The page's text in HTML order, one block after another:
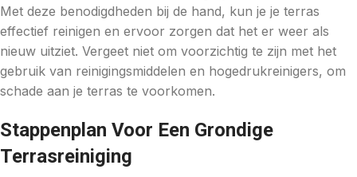
Met deze benodigdheden bij de hand, kun je je terras
effectief reinigen en ervoor zorgen dat het er weer als
nieuw uitziet. Vergeet niet om voorzichtig te zijn met het
gebruik van reinigingsmiddelen en hogedrukreinigers, om
schade aan je terras te voorkomen.
Stappenplan Voor Een Grondige
Terrasreiniging